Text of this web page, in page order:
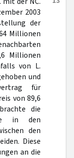
2003
der
Millionen
Millionen
von L.
und
für
von 89,6
die
in den
den
Diese
an die